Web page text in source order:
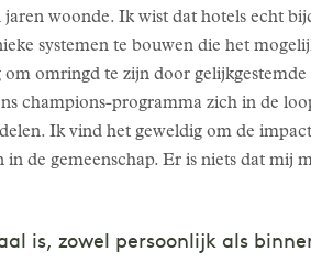
woonde. Ik wist dat hotels echt
systemen te bouwen die het
omringd te zijn door
champions-programma zich in de
Ik vind het geweldig om de
de gemeenschap. Er is niets dat mij
is, zowel persoonlijk als